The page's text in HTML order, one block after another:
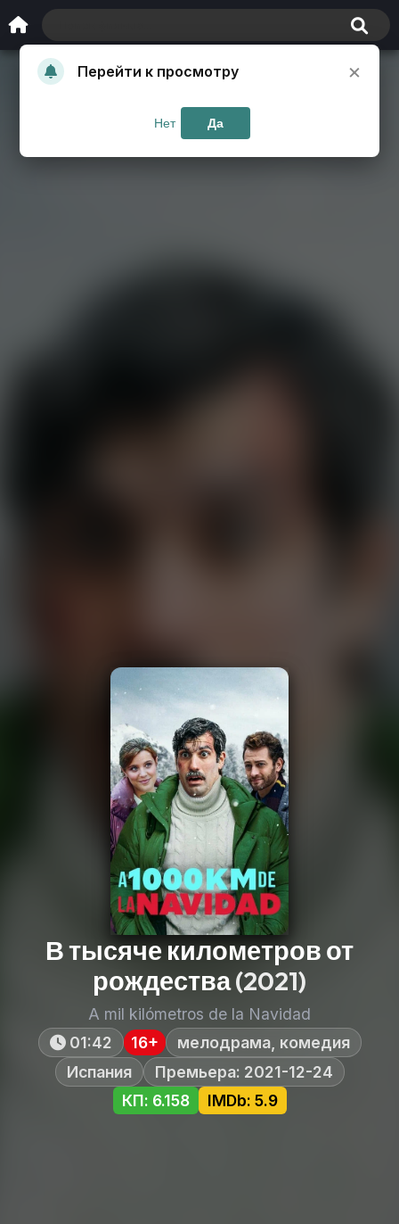
В тысяче километров от
рождества(2021)
A mil kilómetros de la Navidad
01:42
16+
мелодрама, комедия
Испания
Премьера: 2021-12-24
КП: 6.158
IMDb: 5.9
Перейти к просмотру ×
Нет Да